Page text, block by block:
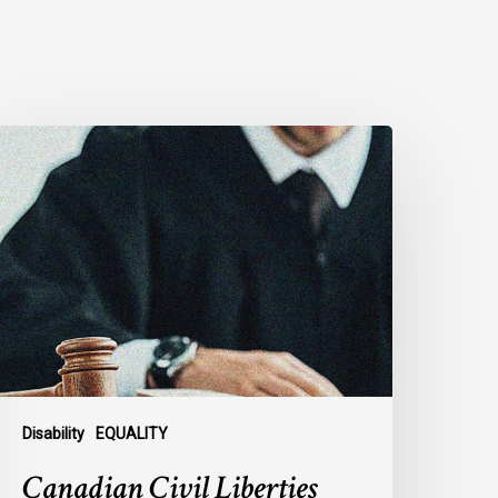
Disability EQUALITY
Canadian Civil Liberties